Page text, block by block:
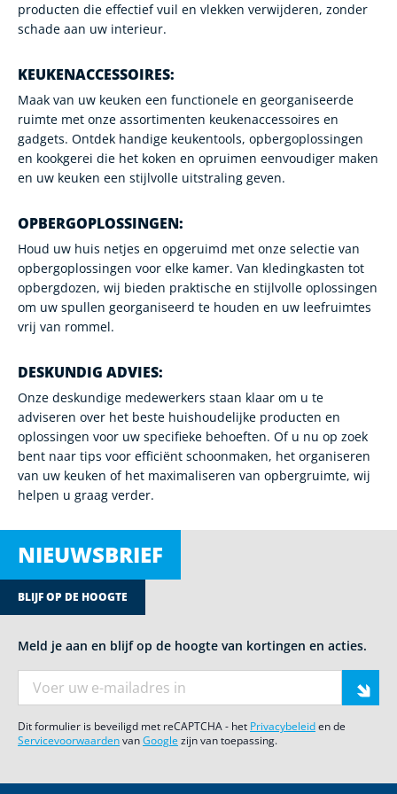
producten die effectief vuil en vlekken verwijderen, zonder
schade aan uw interieur.
KEUKENACCESSOIRES:
Maak van uw keuken een functionele en georganiseerde
ruimte met onze assortimenten keukenaccessoires en
gadgets. Ontdek handige keukentools, opbergoplossingen
en kookgerei die het koken en opruimen eenvoudiger maken
en uw keuken een stijlvolle uitstraling geven.
OPBERGOPLOSSINGEN:
Houd uw huis netjes en opgeruimd met onze selectie van
opbergoplossingen voor elke kamer. Van kledingkasten tot
opbergdozen, wij bieden praktische en stijlvolle oplossingen
om uw spullen georganiseerd te houden en uw leefruimtes
vrij van rommel.
DESKUNDIG ADVIES:
Onze deskundige medewerkers staan klaar om u te
adviseren over het beste huishoudelijke producten en
oplossingen voor uw specifieke behoeften. Of u nu op zoek
bent naar tips voor efficiënt schoonmaken, het organiseren
van uw keuken of het maximaliseren van opbergruimte, wij
helpen u graag verder.
NIEUWSBRIEF
BLIJF OP DE HOOGTE
Meld je aan en blijf op de hoogte van kortingen en acties.
Dit formulier is beveiligd met reCAPTCHA - het Privacybeleiden de
ServicevoorwaardenvanGoogle zijn van toepassing.